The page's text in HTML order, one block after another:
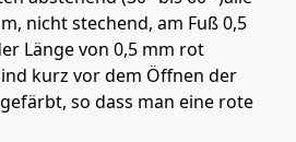
nicht stechend, am Fuß 0,5
Länge von 0,5 mm rot
kurz vor dem Öffnen der
so dass man eine rote